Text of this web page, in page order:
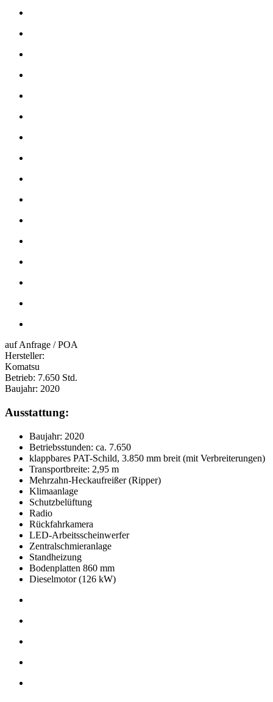
auf Anfrage / POA
Hersteller:
Komatsu
Betrieb: 7.650 Std.
Baujahr: 2020
Ausstattung:
Baujahr: 2020
Betriebsstunden: ca. 7.650
klappbares PAT-Schild, 3.850 mm breit (mit Verbreiterungen)
Transportbreite: 2,95 m
Mehrzahn-Heckaufreißer (Ripper)
Klimaanlage
Schutzbelüftung
Radio
Rückfahrkamera
LED-Arbeitsscheinwerfer
Zentralschmieranlage
Standheizung
Bodenplatten 860 mm
Dieselmotor (126 kW)